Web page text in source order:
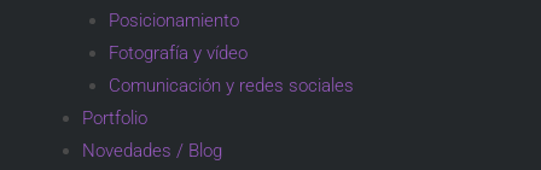
Posicionamiento
Fotografía y vídeo
Comunicación y redes sociales
Portfolio
Novedades / Blog